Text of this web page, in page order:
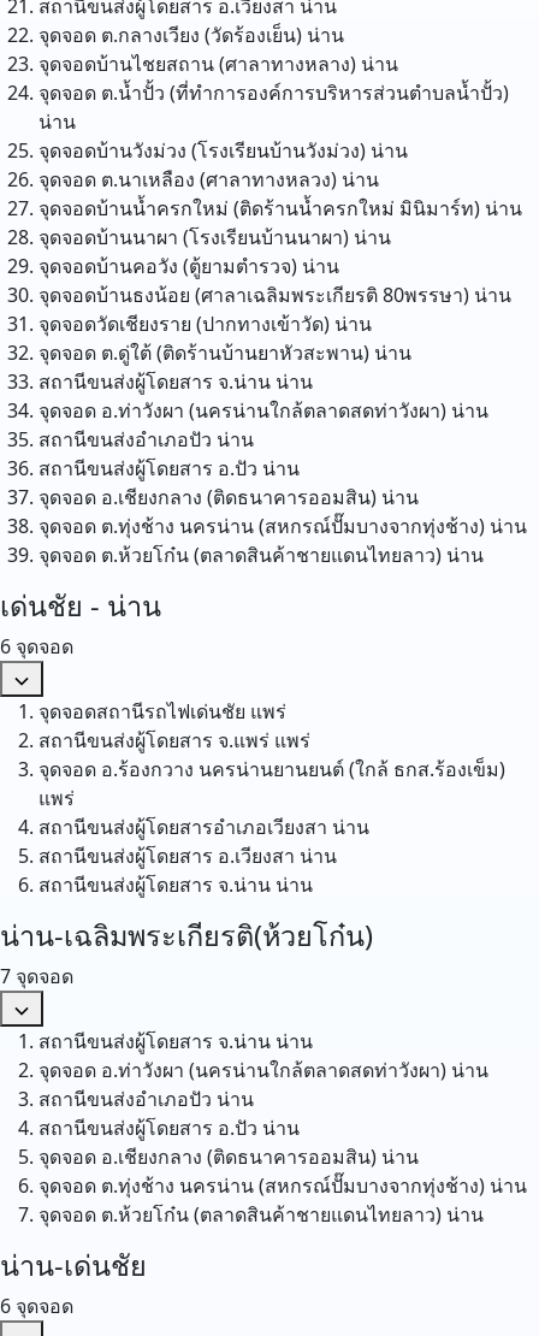
สถานีขนส่งผู้โดยสาร อ.เวียงสา น่าน
จุดจอด ต.กลางเวียง (วัดร้องเย็น) น่าน
จุดจอดบ้านไชยสถาน (ศาลาทางหลาง) น่าน
จุดจอด ต.น้ำปั้ว (ที่ทำการองค์การบริหารส่วนตำบลน้ำปั้ว)
น่าน
จุดจอดบ้านวังม่วง (โรงเรียนบ้านวังม่วง) น่าน
จุดจอด ต.นาเหลือง (ศาลาทางหลวง) น่าน
จุดจอดบ้านน้ำครกใหม่ (ติดร้านน้ำครกใหม่ มินิมาร์ท) น่าน
จุดจอดบ้านนาผา (โรงเรียนบ้านนาผา) น่าน
จุดจอดบ้านคอวัง (ตู้ยามตำรวจ) น่าน
จุดจอดบ้านธงน้อย (ศาลาเฉลิมพระเกียรติ 80พรรษา) น่าน
จุดจอดวัดเชียงราย (ปากทางเข้าวัด) น่าน
จุดจอด ต.ดู่ใต้ (ติดร้านบ้านยาหัวสะพาน) น่าน
สถานีขนส่งผู้โดยสาร จ.น่าน น่าน
จุดจอด อ.ท่าวังผา (นครน่านใกล้ตลาดสดท่าวังผา) น่าน
สถานีขนส่งอำเภอปัว น่าน
สถานีขนส่งผู้โดยสาร อ.ปัว น่าน
จุดจอด อ.เชียงกลาง (ติดธนาคารออมสิน) น่าน
จุดจอด ต.ทุ่งช้าง นครน่าน (สหกรณ์ปั๊มบางจากทุ่งช้าง) น่าน
จุดจอด ต.ห้วยโก๋น (ตลาดสินค้าชายแดนไทยลาว) น่าน
เด่นชัย - น่าน
6 จุดจอด
จุดจอดสถานีรถไฟเด่นชัย แพร่
สถานีขนส่งผู้โดยสาร จ.แพร่ แพร่
จุดจอด อ.ร้องกวาง นครน่านยานยนต์ (ใกล้ ธกส.ร้องเข็ม)
แพร่
สถานีขนส่งผู้โดยสารอำเภอเวียงสา น่าน
สถานีขนส่งผู้โดยสาร อ.เวียงสา น่าน
สถานีขนส่งผู้โดยสาร จ.น่าน น่าน
น่าน-เฉลิมพระเกียรติ(ห้วยโก๋น)
7 จุดจอด
สถานีขนส่งผู้โดยสาร จ.น่าน น่าน
จุดจอด อ.ท่าวังผา (นครน่านใกล้ตลาดสดท่าวังผา) น่าน
สถานีขนส่งอำเภอปัว น่าน
สถานีขนส่งผู้โดยสาร อ.ปัว น่าน
จุดจอด อ.เชียงกลาง (ติดธนาคารออมสิน) น่าน
จุดจอด ต.ทุ่งช้าง นครน่าน (สหกรณ์ปั๊มบางจากทุ่งช้าง) น่าน
จุดจอด ต.ห้วยโก๋น (ตลาดสินค้าชายแดนไทยลาว) น่าน
น่าน-เด่นชัย
6 จุดจอด